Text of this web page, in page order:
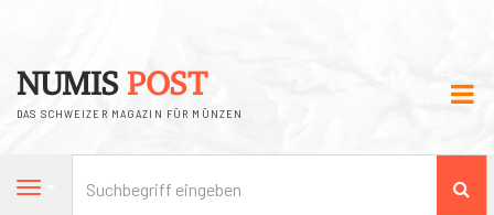
NUMIS POST
DAS SCHWEIZER MAGAZIN FÜR MÜNZEN
Navigation